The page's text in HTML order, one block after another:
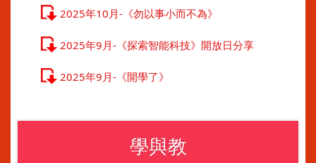
2025年10月-《勿以事小而不為》
2025年9月-《探索智能科技》開放日分享
2025年9月-《開學了》
學與教